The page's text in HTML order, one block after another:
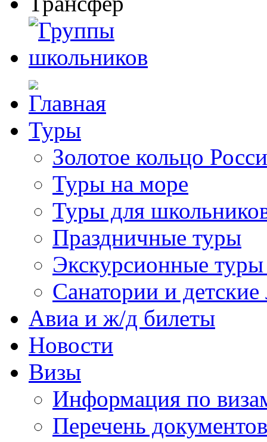
Туры
Золотое кольцо
Туры на море
Туры для
Праздничные туры
Экскурсионные
Санатории и детские
Авиа и ж/д билеты
Новости
Визы
Информация по
Перечень